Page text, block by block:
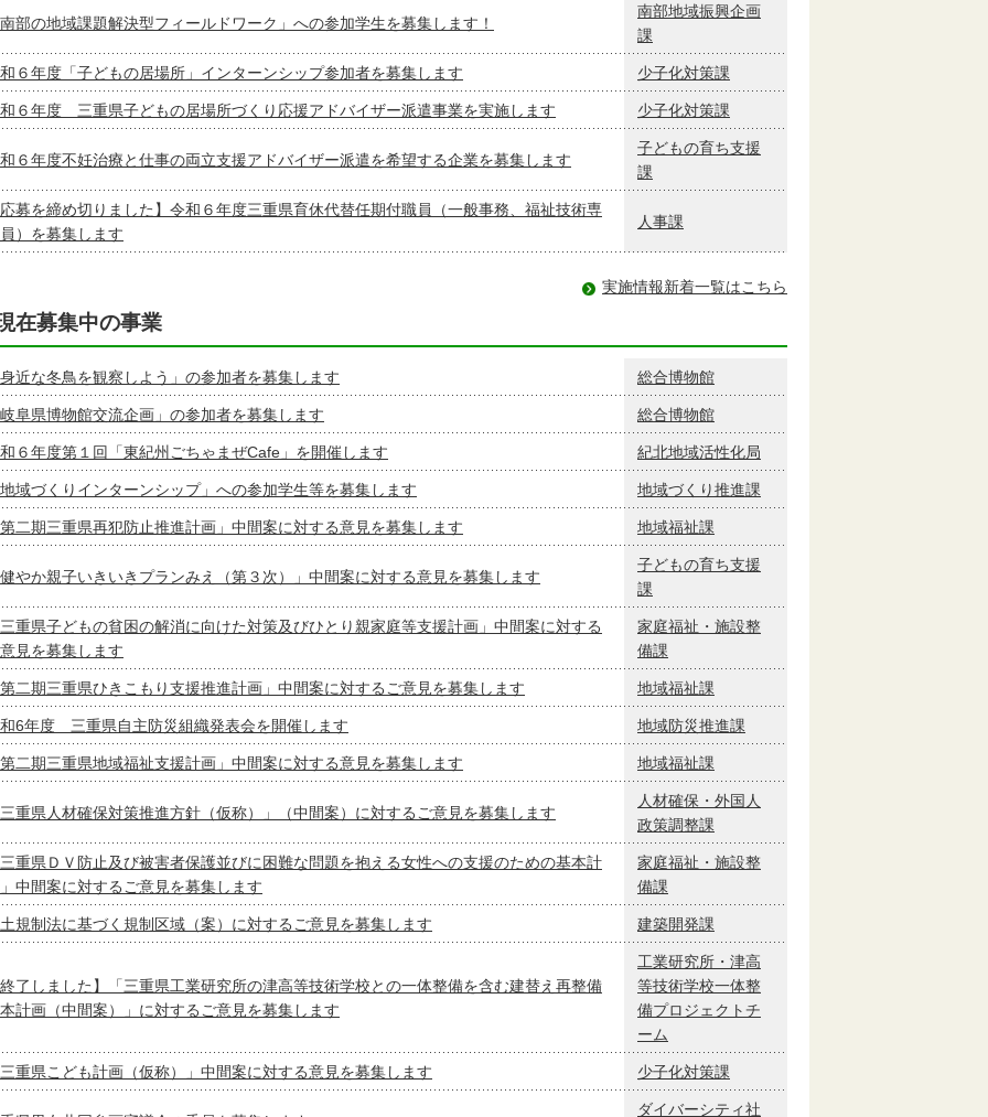
南部の地域課題解決型フィールドワーク」への参加学生を募集します！
南部地域振興企画
課
６年度「子どもの居場所」インターンシップ参加者を募集します 少子化対策課
６年度 三重県子どもの居場所づくり応援アドバイザー派遣事業を実施します 少子化対策課
６年度不妊治療と仕事の両立支援アドバイザー派遣を希望する企業を募集します
子どもの育ち支援
課
応募を締め切りました】令和６年度三重県育休代替任期付職員（一般事務、福祉技術専
）を募集します
人事課
実施情報新着一覧はこちら
在募集中の事業
身近な冬鳥を観察しよう」の参加者を募集します 総合博物館
岐阜県博物館交流企画」の参加者を募集します 総合博物館
６年度第１回「東紀州ごちゃまぜCafe」を開催します 紀北地域活性化局
地域づくりインターンシップ」への参加学生等を募集します 地域づくり推進課
第二期三重県再犯防止推進計画」中間案に対する意見を募集します 地域福祉課
健やか親子いきいきプランみえ（第３次）」中間案に対する意見を募集します
子どもの育ち支援
課
三重県子どもの貧困の解消に向けた対策及びひとり親家庭等支援計画」中間案に対する
見を募集します
家庭福祉・施設整
備課
第二期三重県ひきこもり支援推進計画」中間案に対するご意見を募集します 地域福祉課
6年度 三重県自主防災組織発表会を開催します 地域防災推進課
第二期三重県地域福祉支援計画」中間案に対する意見を募集します 地域福祉課
三重県人材確保対策推進方針（仮称）」（中間案）に対するご意見を募集します
人材確保・外国人
政策調整課
三重県ＤＶ防止及び被害者保護並びに困難な問題を抱える女性への支援のための基本計
中間案に対するご意見を募集します
家庭福祉・施設整
備課
規制法に基づく規制区域（案）に対するご意見を募集します 建築開発課
終了しました】「三重県工業研究所の津高等技術学校との一体整備を含む建替え再整備
計画（中間案）」に対するご意見を募集します
工業研究所・津高
等技術学校一体整
備プロジェクトチ
ーム
三重県こども計画（仮称）」中間案に対する意見を募集します 少子化対策課
ダイバーシティ社